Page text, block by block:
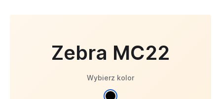
Zebra MC22
Wybierz kolor